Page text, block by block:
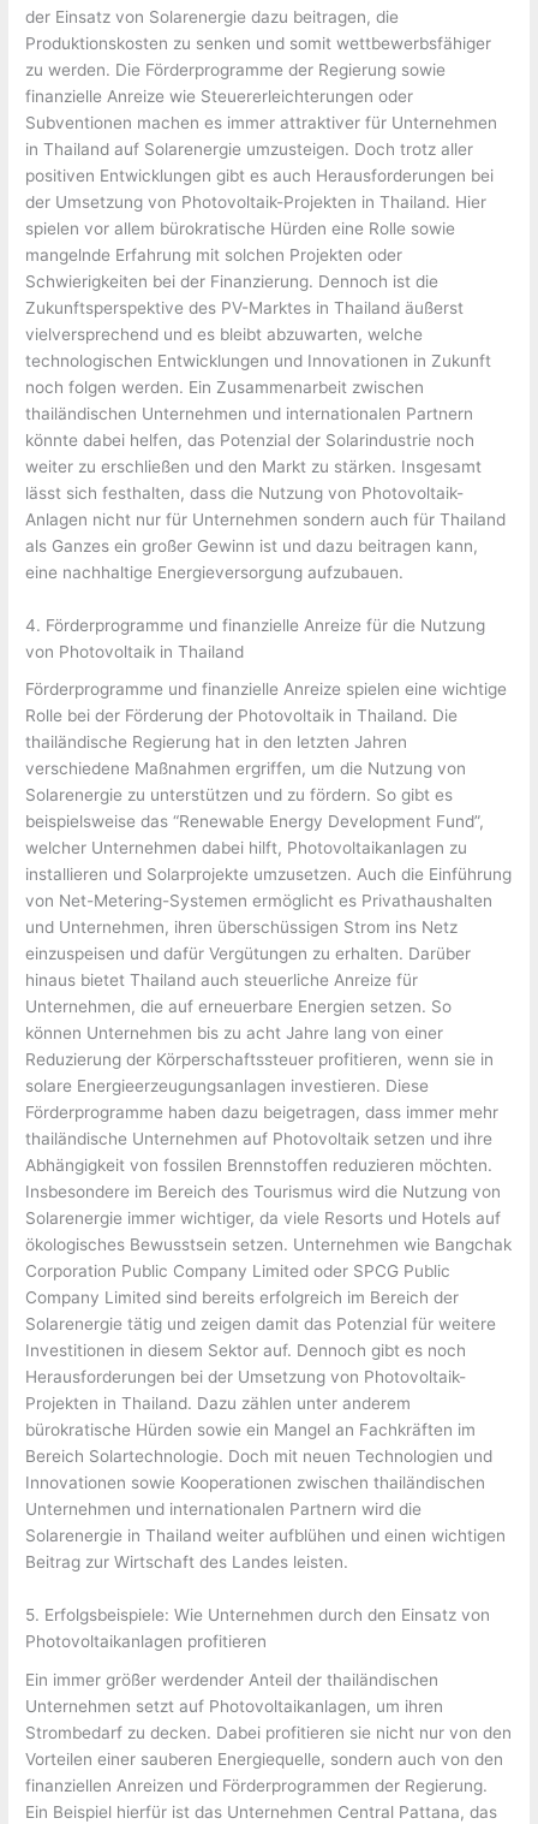
der Einsatz von Solarenergie dazu beitragen, die
Produktionskosten zu senken und somit wettbewerbsfähiger
zu werden. Die Förderprogramme der Regierung sowie
finanzielle Anreize wie Steuererleichterungen oder
Subventionen machen es immer attraktiver für Unternehmen
in Thailand auf Solarenergie umzusteigen. Doch trotz aller
positiven Entwicklungen gibt es auch Herausforderungen bei
der Umsetzung von Photovoltaik-Projekten in Thailand. Hier
spielen vor allem bürokratische Hürden eine Rolle sowie
mangelnde Erfahrung mit solchen Projekten oder
Schwierigkeiten bei der Finanzierung. Dennoch ist die
Zukunftsperspektive des PV-Marktes in Thailand äußerst
vielversprechend und es bleibt abzuwarten, welche
technologischen Entwicklungen und Innovationen in Zukunft
noch folgen werden. Ein Zusammenarbeit zwischen
thailändischen Unternehmen und internationalen Partnern
könnte dabei helfen, das Potenzial der Solarindustrie noch
weiter zu erschließen und den Markt zu stärken. Insgesamt
lässt sich festhalten, dass die Nutzung von Photovoltaik-
Anlagen nicht nur für Unternehmen sondern auch für Thailand
als Ganzes ein großer Gewinn ist und dazu beitragen kann,
eine nachhaltige Energieversorgung aufzubauen.
4. Förderprogramme und finanzielle Anreize für die Nutzung
von Photovoltaik in Thailand
Förderprogramme und finanzielle Anreize spielen eine wichtige
Rolle bei der Förderung der Photovoltaik in Thailand. Die
thailändische Regierung hat in den letzten Jahren
verschiedene Maßnahmen ergriffen, um die Nutzung von
Solarenergie zu unterstützen und zu fördern. So gibt es
beispielsweise das “Renewable Energy Development Fund”,
welcher Unternehmen dabei hilft, Photovoltaikanlagen zu
installieren und Solarprojekte umzusetzen. Auch die Einführung
von Net-Metering-Systemen ermöglicht es Privathaushalten
und Unternehmen, ihren überschüssigen Strom ins Netz
einzuspeisen und dafür Vergütungen zu erhalten. Darüber
hinaus bietet Thailand auch steuerliche Anreize für
Unternehmen, die auf erneuerbare Energien setzen. So
können Unternehmen bis zu acht Jahre lang von einer
Reduzierung der Körperschaftssteuer profitieren, wenn sie in
solare Energieerzeugungsanlagen investieren. Diese
Förderprogramme haben dazu beigetragen, dass immer mehr
thailändische Unternehmen auf Photovoltaik setzen und ihre
Abhängigkeit von fossilen Brennstoffen reduzieren möchten.
Insbesondere im Bereich des Tourismus wird die Nutzung von
Solarenergie immer wichtiger, da viele Resorts und Hotels auf
ökologisches Bewusstsein setzen. Unternehmen wie Bangchak
Corporation Public Company Limited oder SPCG Public
Company Limited sind bereits erfolgreich im Bereich der
Solarenergie tätig und zeigen damit das Potenzial für weitere
Investitionen in diesem Sektor auf. Dennoch gibt es noch
Herausforderungen bei der Umsetzung von Photovoltaik-
Projekten in Thailand. Dazu zählen unter anderem
bürokratische Hürden sowie ein Mangel an Fachkräften im
Bereich Solartechnologie. Doch mit neuen Technologien und
Innovationen sowie Kooperationen zwischen thailändischen
Unternehmen und internationalen Partnern wird die
Solarenergie in Thailand weiter aufblühen und einen wichtigen
Beitrag zur Wirtschaft des Landes leisten.
5. Erfolgsbeispiele: Wie Unternehmen durch den Einsatz von
Photovoltaikanlagen profitieren
Ein immer größer werdender Anteil der thailändischen
Unternehmen setzt auf Photovoltaikanlagen, um ihren
Strombedarf zu decken. Dabei profitieren sie nicht nur von den
Vorteilen einer sauberen Energiequelle, sondern auch von den
finanziellen Anreizen und Förderprogrammen der Regierung.
Ein Beispiel hierfür ist das Unternehmen Central Pattana, das